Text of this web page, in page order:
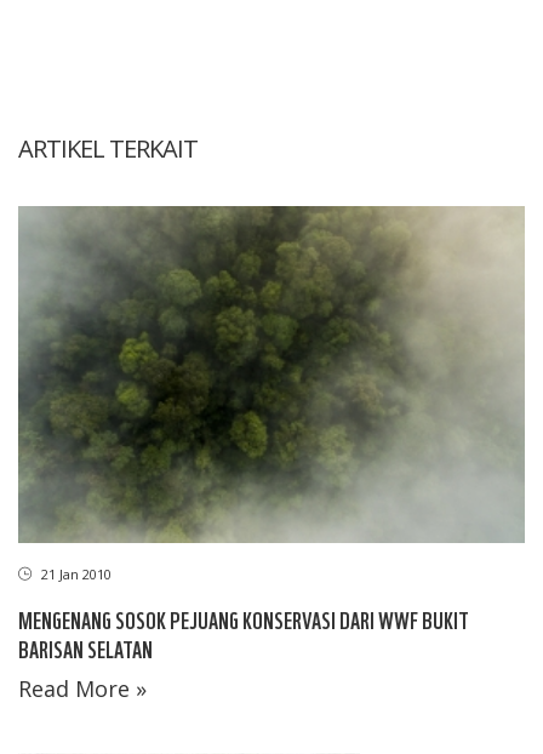
ARTIKEL TERKAIT
21 Jan 2010
MENGENANG SOSOK PEJUANG KONSERVASI DARI WWF BUKIT
BARISAN SELATAN
Read More »